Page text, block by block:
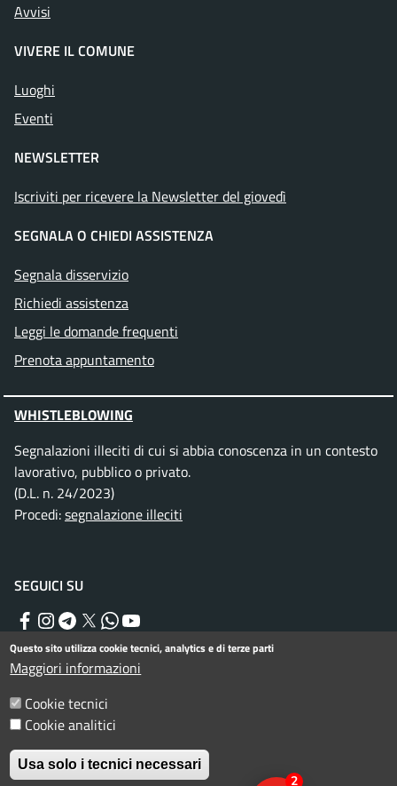
Avvisi
VIVERE IL COMUNE
Luoghi
Eventi
NEWSLETTER
Iscriviti per ricevere la Newsletter del giovedì
SEGNALA O CHIEDI ASSISTENZA
Segnala disservizio
Richiedi assistenza
Leggi le domande frequenti
Prenota appuntamento
WHISTLEBLOWING
Segnalazioni illeciti di cui si abbia conoscenza in un contesto
lavorativo, pubblico o privato.
(D.L. n. 24/2023)
Procedi:segnalazione illeciti
SEGUICI SU
Facebook
Instagram
Telegram
TwitterWhatsApp
Menu piè di pagina
Informativa privacy
Dichiarazione di accessibilità
© Comune di Rimini. Tutti i diritti riservati.
Questo sito utilizza cookie tecnici, analytics e di terze parti
Maggiori informazioni
Cookie tecnici
Cookie analitici
Usa solo i tecnici necessari
2